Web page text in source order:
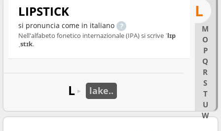
L
M
O
P
Q
R
S
T
U
W
LIPSTICK
si pronuncia come in italiano
Nell'alfabeto fonetico internazionale (IPA) si scrive ˈlɪp
ˌstɪk.
L ► lake..